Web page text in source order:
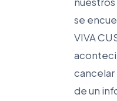
se
VIVA
cancelar
de un